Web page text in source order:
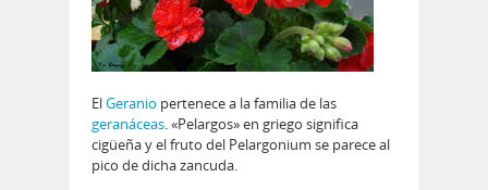
ElGeranio pertenece a la familia de las
geranáceas. «Pelargos» en griego significa
cigüeña y el fruto del Pelargonium se parece al
pico de dicha zancuda.